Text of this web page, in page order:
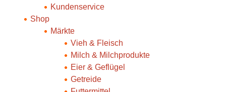
Kundenservice
Shop
Märkte
Vieh & Fleisch
Milch & Milchprodukte
Eier & Geflügel
Getreide